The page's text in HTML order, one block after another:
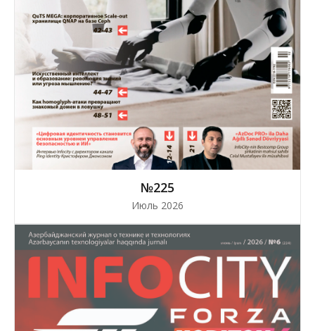
№225
Июль 2026